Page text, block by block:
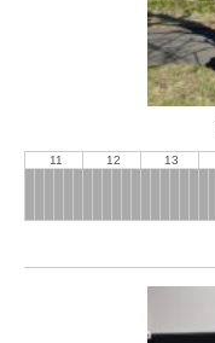
11 12 13